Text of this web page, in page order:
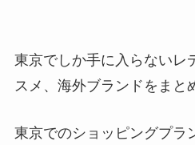
東京でしか手に入らないレ
スメ、海外ブランドをまと
東京でのショッピングプラ